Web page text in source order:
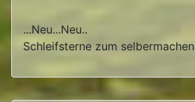
...Neu...Neu..
Schleifsterne zum selbermachen